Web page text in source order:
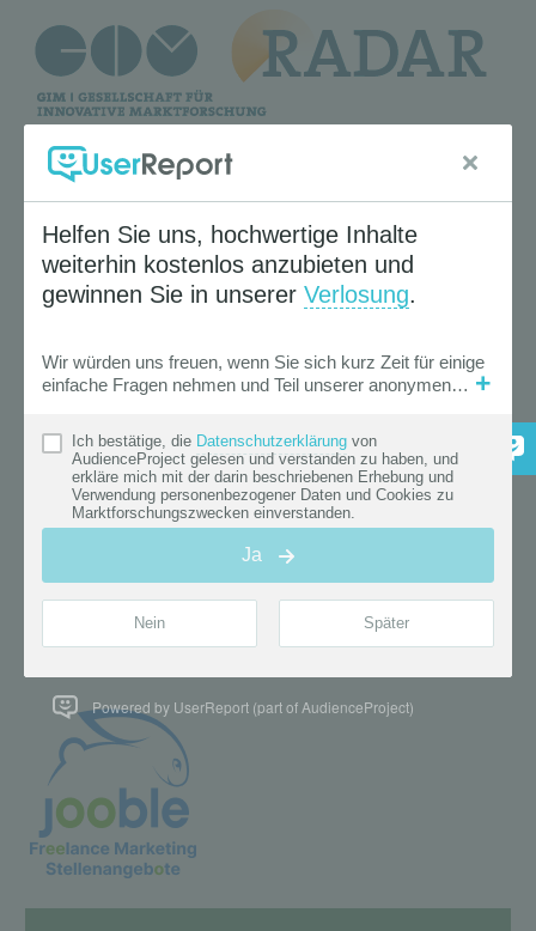
Powered by UserReport (part of AudienceProject)